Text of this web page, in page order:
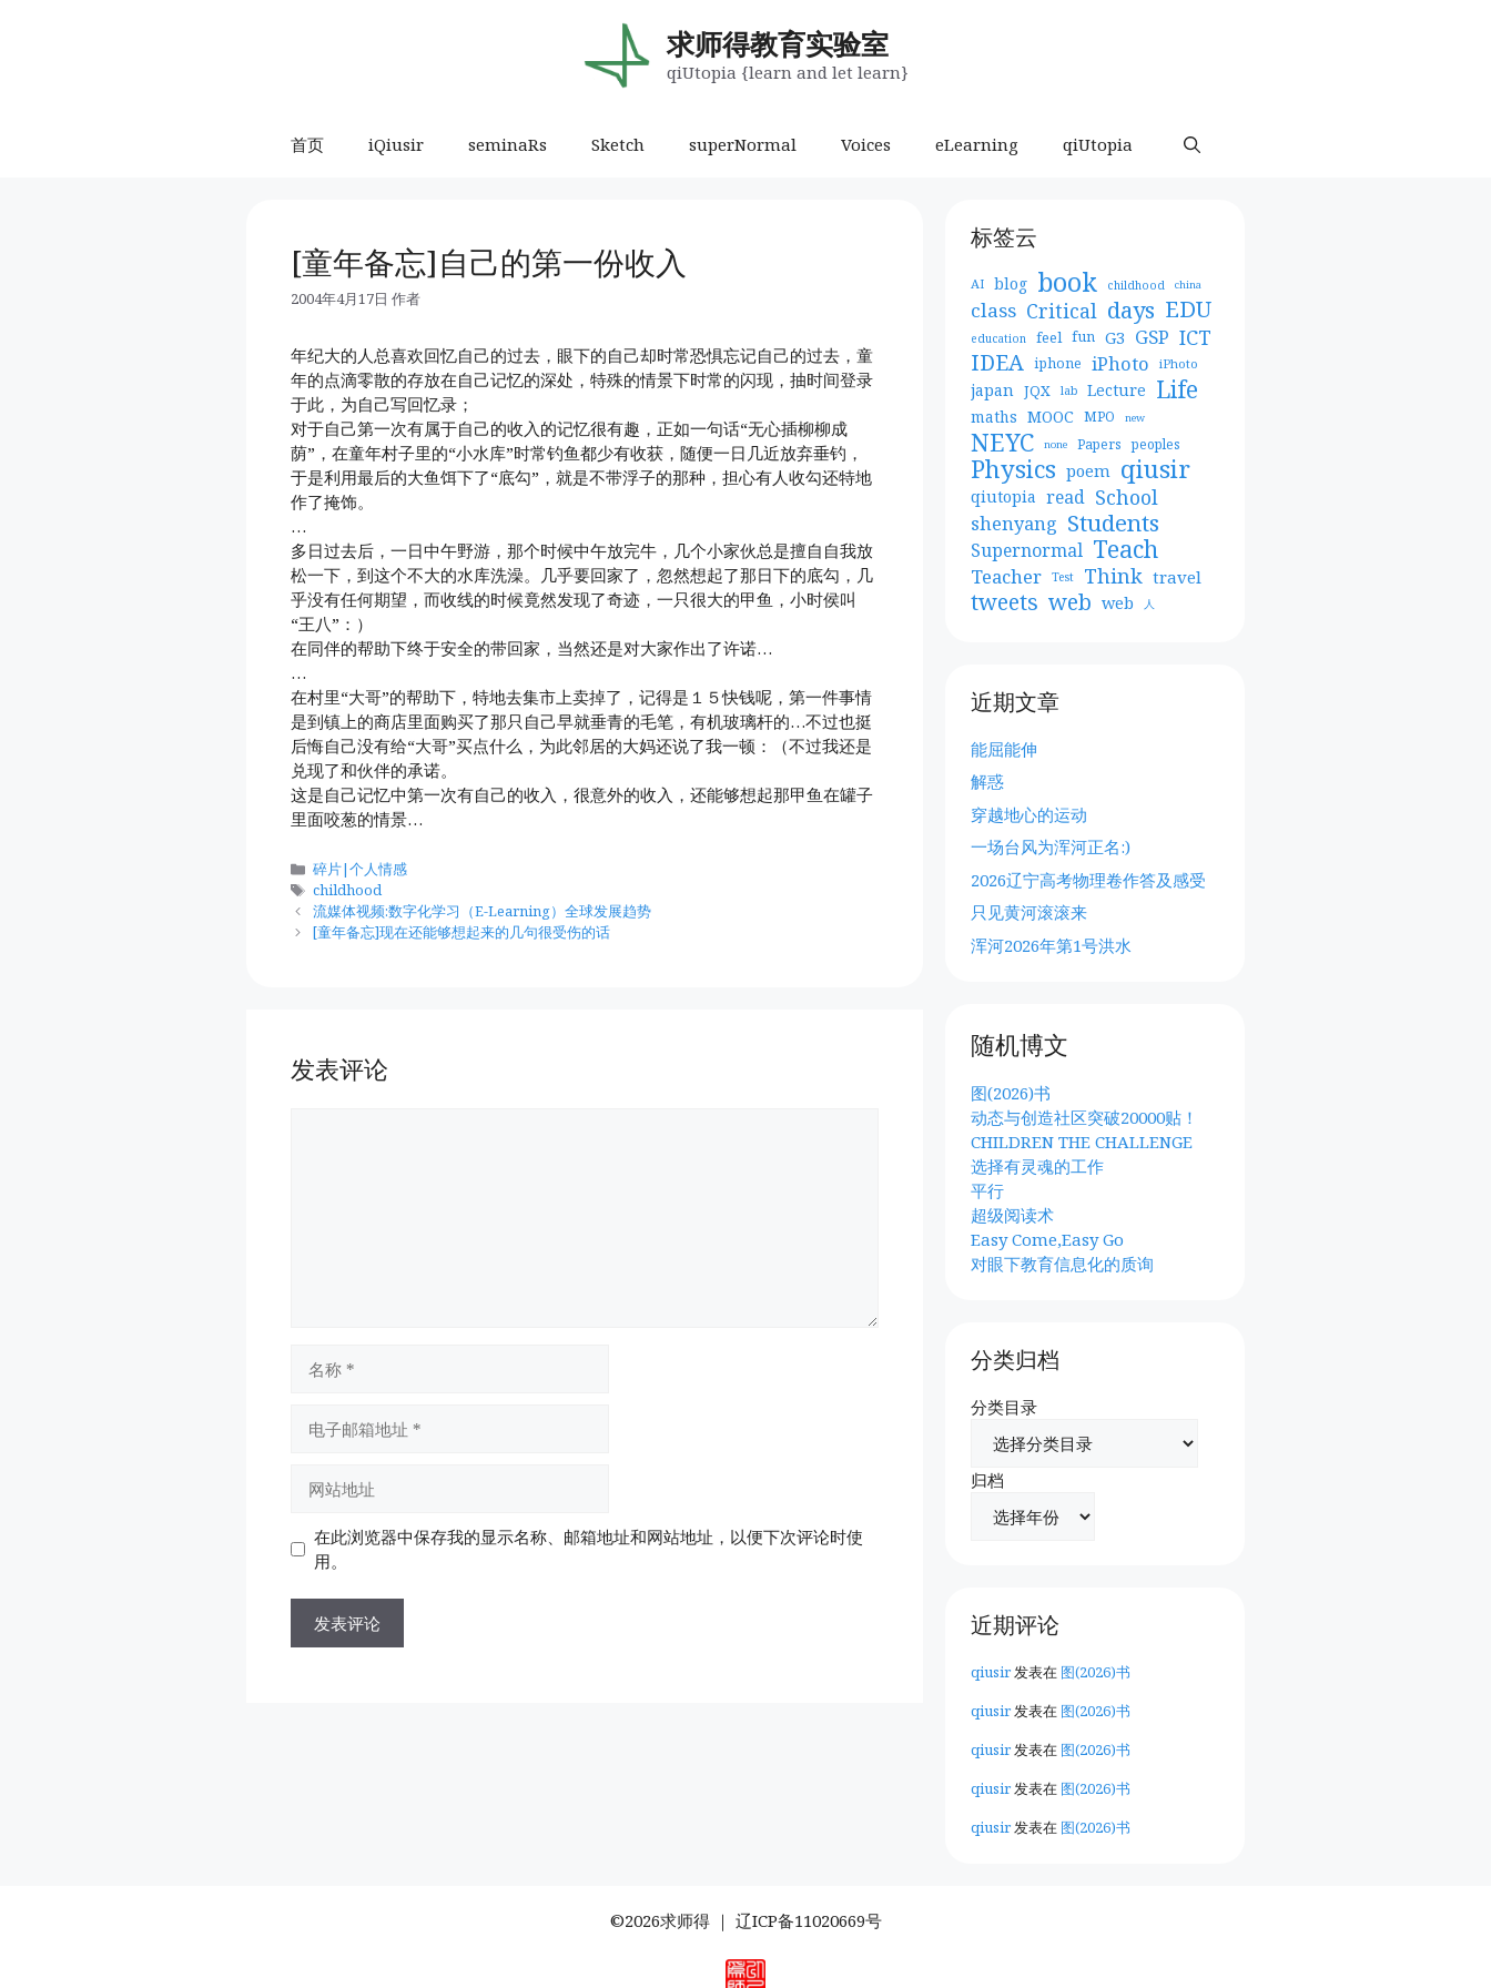
求师得教育实验室
qiUtopia {learn and let learn}
首页 iQiusir seminaRs Sketch superNormal Voices eLearning qiUtopia
[童年备忘]自己的第一份收入
2004年4月17日 作者
年纪大的人总喜欢回忆自己的过去，眼下的自己却时常恐惧忘记自己的过去，童
年的点滴零散的存放在自己记忆的深处，特殊的情景下时常的闪现，抽时间登录
于此，为自己写回忆录；
对于自己第一次有属于自己的收入的记忆很有趣，正如一句话“无心插柳柳成
荫”，在童年村子里的“小水库”时常钓鱼都少有收获，随便一日几近放弃垂钓，
于是利用最后的大鱼饵下了“底勾”，就是不带浮子的那种，担心有人收勾还特地
作了掩饰。
…
多日过去后，一日中午野游，那个时候中午放完牛，几个小家伙总是擅自自我放
松一下，到这个不大的水库洗澡。几乎要回家了，忽然想起了那日下的底勾，几
乎没有任何期望，而收线的时候竟然发现了奇迹，一只很大的甲鱼，小时侯叫
“王八”：）
在同伴的帮助下终于安全的带回家，当然还是对大家作出了许诺…
…
在村里“大哥”的帮助下，特地去集市上卖掉了，记得是１５快钱呢，第一件事情
是到镇上的商店里面购买了那只自己早就垂青的毛笔，有机玻璃杆的…不过也挺
后悔自己没有给“大哥”买点什么，为此邻居的大妈还说了我一顿：（不过我还是
兑现了和伙伴的承诺。
这是自己记忆中第一次有自己的收入，很意外的收入，还能够想起那甲鱼在罐子
里面咬葱的情景…
分
类
碎片|个人情感
标
签
childhood
流媒体视频:数字化学习（E-Learning）全球发展趋势
[童年备忘]现在还能够想起来的几句很受伤的话
发表评论
址
址
在此浏览器中保存我的显示名称、邮箱地址和网站地址，以便下次评论时使
用。
标签云
AI blog book childhood china
class Critical days EDU
education feel fun G3 GSP ICT
IDEA iphone iPhoto iPhoto
japan JQX lab Lecture Life
maths MOOC MPO new
NEYC none Papers peoples
Physics poem qiusir
qiutopia read School
shenyang Students
Supernormal Teach
Teacher Test Think travel
tweets web web 人
近期文章
能屈能伸
解惑
穿越地心的运动
一场台风为浑河正名:)
2026辽宁高考物理卷作答及感受
只见黄河滚滚来
浑河2026年第1号洪水
随机博文
图(2026)书
动态与创造社区突破20000贴！
CHILDREN THE CHALLENGE
选择有灵魂的工作
平行
超级阅读术
Easy Come,Easy Go
对眼下教育信息化的质询
分类归档
分类目录
归档
近期评论
qiusir发表在 图(2026)书
qiusir发表在 图(2026)书
qiusir发表在 图(2026)书
qiusir发表在 图(2026)书
qiusir发表在 图(2026)书
©2026求师得 ｜ 辽ICP备11020669号